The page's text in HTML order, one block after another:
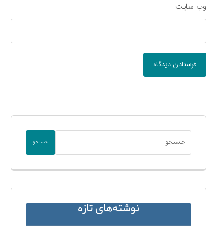
وب‌ سایت
فرستادن دیدگاه
جستجو
نوشته‌های تازه